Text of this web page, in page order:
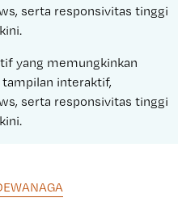
serta responsivitas tinggi
yang memungkinkan
interaktif,
serta responsivitas tinggi